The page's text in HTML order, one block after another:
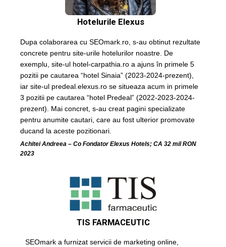
Hotelurile Elexus
Dupa colaborarea cu SEOmark.ro, s-au obtinut rezultate
concrete pentru site-urile hotelurilor noastre. De
exemplu, site-ul hotel-carpathia.ro a ajuns în primele 5
pozitii pe cautarea “hotel Sinaia” (2023-2024-prezent),
iar site-ul predeal.elexus.ro se situeaza acum in primele
3 pozitii pe cautarea “hotel Predeal” (2022-2023-2024-
prezent). Mai concret, s-au creat pagini specializate
pentru anumite cautari, care au fost ulterior promovate
ducand la aceste pozitionari.
Achitei Andreea – Co Fondator Elexus Hotels; CA 32 mil RON
2023
TIS FARMACEUTIC
SEOmark a furnizat servicii de marketing online,